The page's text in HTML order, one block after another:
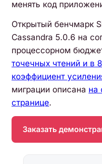
менять код
Открытый бенчмарк
Cassandra 5.0.6 на
процессорном
точечных чтений и в
коэффициент
миграции описана на
странице.
Заказать